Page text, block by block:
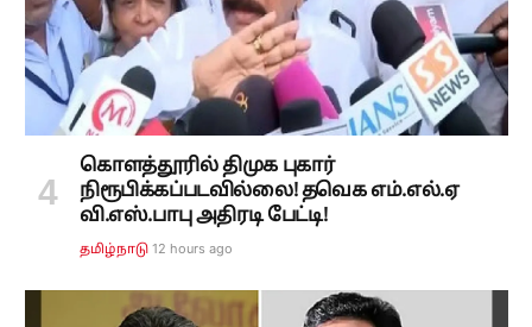
கொளத்தூரில் திமுக புகார்
நிரூபிக்கப்படவில்லை! தவெக எம்.எல்.ஏ
வி.எஸ்.பாபு அதிரடி பேட்டி!
தமிழ்நாடு 12 hours ago